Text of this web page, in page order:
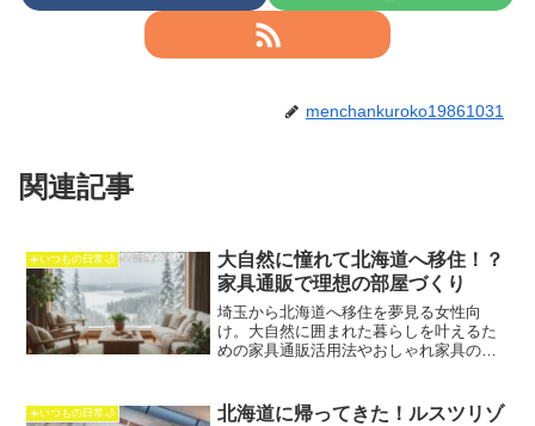
menchankuroko19861031
関連記事
☀️いつもの日常🌙
大自然に憧れて北海道へ移住！？
家具通販で理想の部屋づくり
埼玉から北海道へ移住を夢見る女性向
け。大自然に囲まれた暮らしを叶えるた
めの家具通販活用法やおしゃれ家具の選
☀️いつもの日常🌙
北海道に帰ってきた！ルスツリゾ